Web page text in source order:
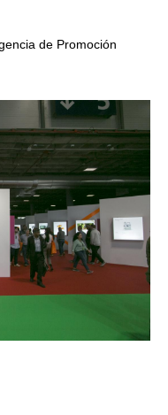
de Promoción